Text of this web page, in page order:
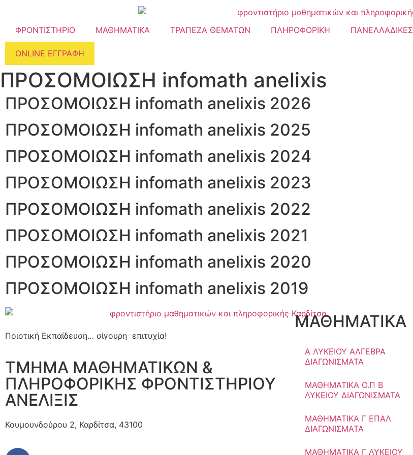
ΦΡΟΝΤΙΣΤΗΡΙΟ ΜΑΘΗΜΑΤΙΚΑ ΤΡΑΠΕΖΑ ΘΕΜΑΤΩΝ ΠΛΗΡΟΦΟΡΙΚΗ ΠΑΝΕΛΛΑΔΙΚΕΣ
ONLINE ΕΓΓΡΑΦΗ
ΠΡΟΣΟΜΟΙΩΣΗ infomath anelixis
ΠΡΟΣΟΜΟΙΩΣΗ infomath anelixis 2026
ΠΡΟΣΟΜΟΙΩΣΗ infomath anelixis 2025
ΠΡΟΣΟΜΟΙΩΣΗ infomath anelixis 2024
ΠΡΟΣΟΜΟΙΩΣΗ infomath anelixis 2023
ΠΡΟΣΟΜΟΙΩΣΗ infomath anelixis 2022
ΠΡΟΣΟΜΟΙΩΣΗ infomath anelixis 2021
ΠΡΟΣΟΜΟΙΩΣΗ infomath anelixis 2020
ΠΡΟΣΟΜΟΙΩΣΗ infomath anelixis 2019
Ποιοτική Εκπαίδευση… σίγουρη επιτυχία!
ΤΜΗΜΑ ΜΑΘΗΜΑΤΙΚΩΝ &
ΠΛΗΡΟΦΟΡΙΚΗΣ ΦΡΟΝΤΙΣΤΗΡΙΟΥ
ΑΝΕΛΙΞΙΣ
Κουμουνδούρου 2, Καρδίτσα, 43100
ΜΑΘΗΜΑΤΙΚΑ
Α ΛΥΚΕΙΟΥ ΑΛΓΕΒΡΑ
ΔΙΑΓΩΝΙΣΜΑΤΑ
ΜΑΘΗΜΑΤΙΚΑ Ο.Π Β
ΛΥΚΕΙΟΥ ΔΙΑΓΩΝΙΣΜΑΤΑ
ΜΑΘΗΜΑΤΙΚΑ Γ ΕΠΑΛ
ΔΙΑΓΩΝΙΣΜΑΤΑ
ΜΑΘΗΜΑΤΙΚΑ Γ ΛΥΚΕΙΟΥ